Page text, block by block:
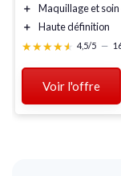
＋
Maquillageet soin
＋
Haute définition
★★★★★
★★★★★ 4,5/5 —
Voir l'offre